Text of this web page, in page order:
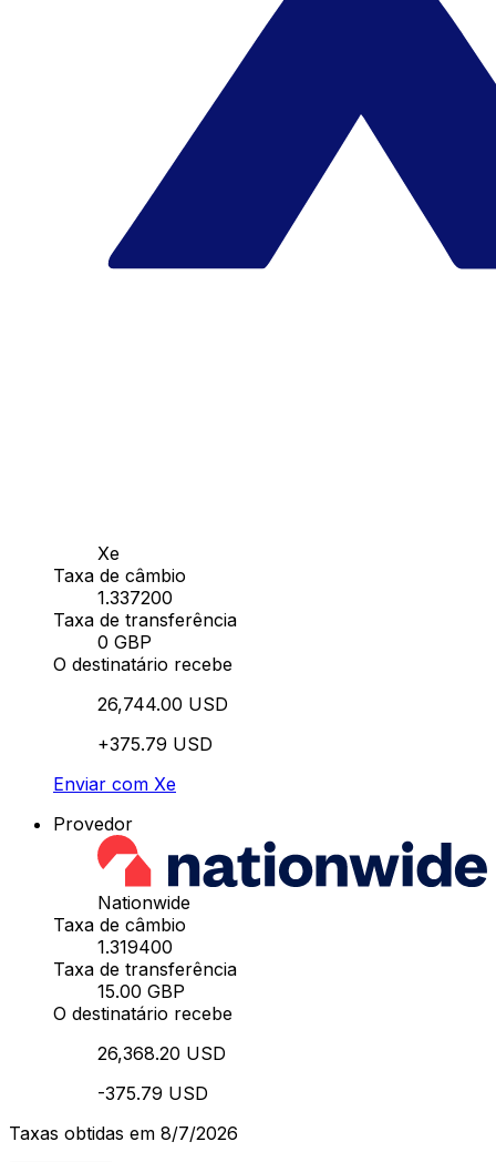
Xe
Taxa de câmbio
1.337200
Taxa de transferência
0 GBP
O destinatário recebe
26,744.00 USD
+375.79 USD
Enviar com Xe
Provedor
Nationwide
Taxa de câmbio
1.319400
Taxa de transferência
15.00 GBP
O destinatário recebe
26,368.20 USD
-375.79 USD
Taxas obtidas em 8/7/2026